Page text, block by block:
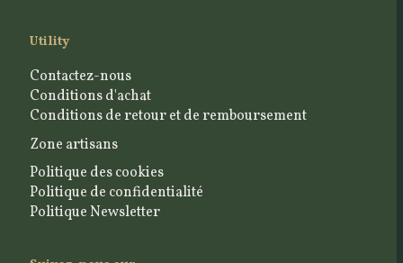
Utility
Contactez-nous
Conditions d'achat
Conditions de retour et de remboursement
Zone artisans
Politique des cookies
Politique de confidentialité
Politique Newsletter